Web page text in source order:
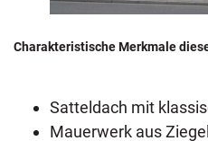
Charakteristische Merkmale
Satteldach mit
Mauerwerk aus